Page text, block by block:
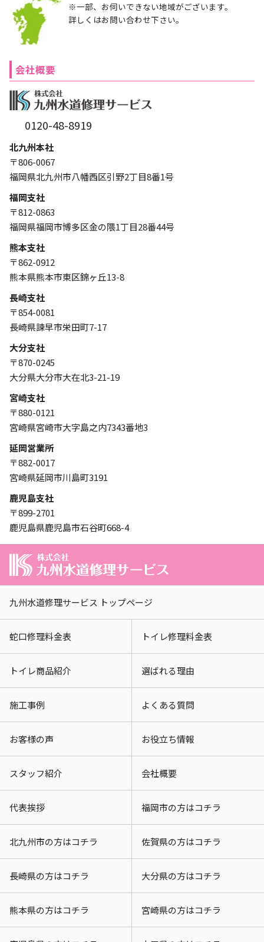
※一部、お伺いできない地域がございます。
詳しくはお問い合わせ下さい。
会社概要
0120-48-8919
北九州本社
〒806-0067
福岡県北九州市八幡西区引野2丁目8番1号
福岡支社
〒812-0863
福岡県福岡市博多区金の隈1丁目28番44号
熊本支社
〒862-0912
熊本県熊本市東区錦ヶ丘13-8
長崎支社
〒854-0081
長崎県諫早市栄田町7-17
大分支社
〒870-0245
大分県大分市大在北3-21-19
宮崎支社
〒880-0121
宮崎県宮崎市大字島之内7343番地3
延岡営業所
〒882-0017
宮崎県延岡市川島町3191
鹿児島支社
〒899-2701
鹿児島県鹿児島市石谷町668-4
九州水道修理サービス トップページ
蛇口修理料金表 トイレ修理料金表
トイレ商品紹介 選ばれる理由
施工事例 よくある質問
お客様の声 お役立ち情報
スタッフ紹介 会社概要
代表挨拶 福岡市の方はコチラ
北九州市の方はコチラ 佐賀県の方はコチラ
長崎県の方はコチラ 大分県の方はコチラ
熊本県の方はコチラ 宮崎県の方はコチラ